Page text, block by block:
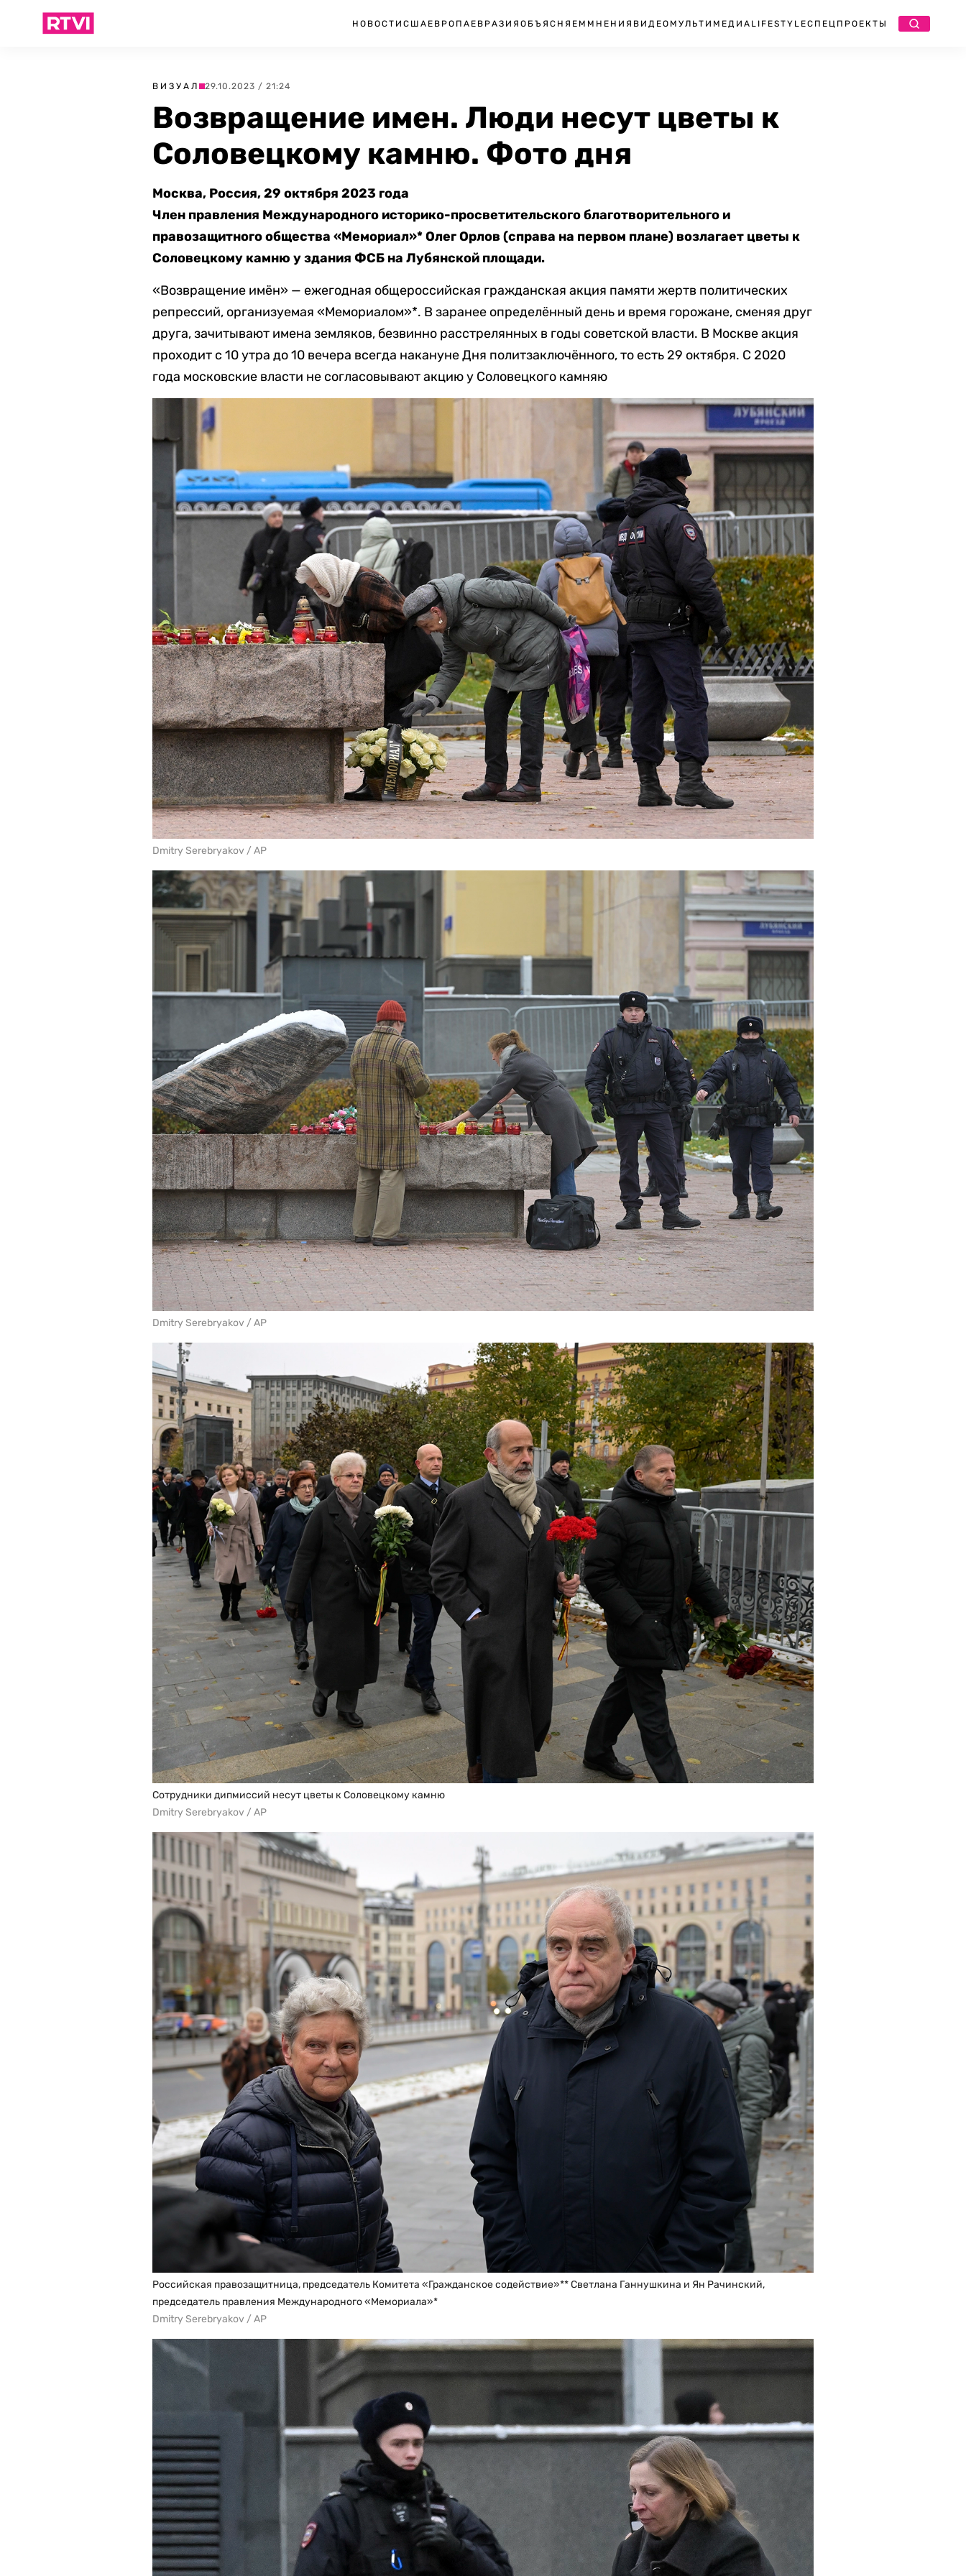
НОВОСТИ США ЕВРОПА ЕВРАЗИЯ ОБЪЯСНЯЕМ МНЕНИЯ ВИДЕО МУЛЬТИМЕДИА LIFESTYLEСПЕЦПРОЕКТЫ
ВИЗУАЛ 29.10.2023 / 21:24
Возвращение имен. Люди несут цветы к
Соловецкому камню. Фото дня
Москва, Россия, 29 октября 2023 года
Член правления Международного историко-просветительского благотворительного и
правозащитного общества «Мемориал»* Олег Орлов (справа на первом плане) возлагает цветы к
Соловецкому камню у здания ФСБ на Лубянской площади.
«Возвращение имён» — ежегодная общероссийская гражданская акция памяти жертв политических
репрессий, организуемая «Мемориалом»*. В заранее определённый день и время горожане, сменяя друг
друга, зачитывают имена земляков, безвинно расстрелянных в годы советской власти. В Москве акция
проходит с 10 утра до 10 вечера всегда накануне Дня политзаключённого, то есть 29 октября. С 2020
года московские власти не согласовывают акцию у Соловецкого камняю
Dmitry Serebryakov / AP
Dmitry Serebryakov / AP
Сотрудники дипмиссий несут цветы к Соловецкому камню
Dmitry Serebryakov / AP
Российская правозащитница, председатель Комитета «Гражданское содействие»** Светлана Ганнушкина и Ян Рачинский,
председатель правления Международного «Мемориала»*
Dmitry Serebryakov / AP